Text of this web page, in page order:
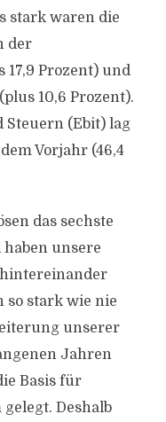
stark waren die
der
Prozent) und
10,6 Prozent).
Steuern (Ebit) lag
Vorjahr (46,4
das sechste
unsere
so stark wie nie
unserer
Jahren
Basis für
Deshalb